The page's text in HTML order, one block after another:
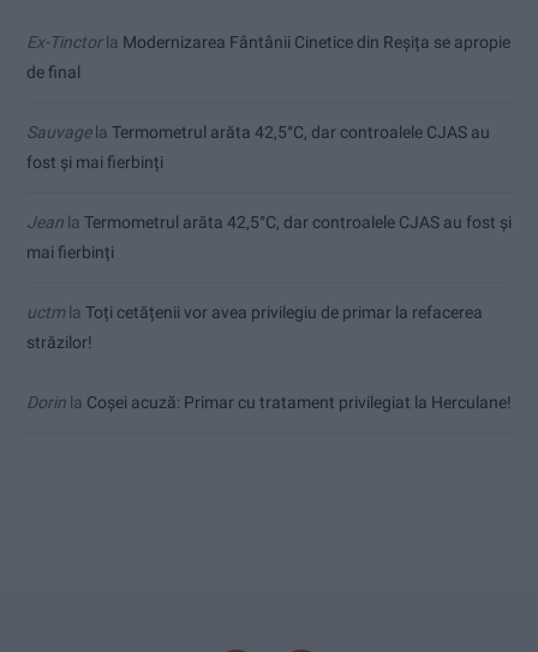
Ex-Tinctorla Modernizarea Fântânii Cinetice din Reșița se apropie
de final
Sauvagela Termometrul arăta 42,5°C, dar controalele CJAS au
fost și mai fierbinți
Jean la Termometrul arăta 42,5°C, dar controalele CJAS au fost și
mai fierbinți
uctmla Toți cetățenii vor avea privilegiu de primar la refacerea
străzilor!
Dorin la Coșei acuză: Primar cu tratament privilegiat la Herculane!